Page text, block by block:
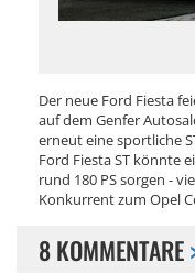
Der neue Ford Fiesta
auf dem Genfer
erneut eine sportliche
Ford Fiesta ST könnte
rund 180 PS sorgen -
Konkurrent zum Opel
8 KOMMENTARE